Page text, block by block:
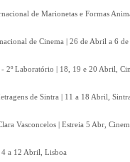
de Marionetas e Formas
de Cinema | 26 de Abril a 6
2º Laboratório | 18, 19 e 20 Abril,
de Sintra | 11 a 18 Abril,
Vasconcelos | Estreia 5 Abr,
4 a 12 Abril, Lisboa